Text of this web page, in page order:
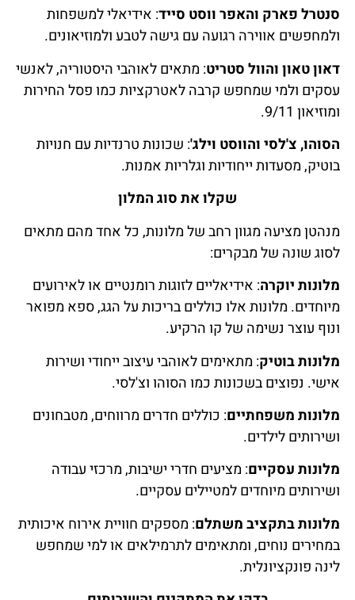
סנטרל פארק והאפר ווסט סייד: אידיאלי למשפחות
ולמחפשים אווירה רגועה עם גישה לטבע ולמוזיאונים.
דאון טאון והוול סטריט: מתאים לאוהבי היסטוריה, לאנשי
עסקים ולמי שמחפש קרבה לאטרקציות כמו פסל החירות
ומוזיאון 9/11.
הסוהו, צ'לסי והווסט וילג': שכונות טרנדיות עם חנויות
בוטיק, מסעדות ייחודיות וגלריות אמנות.
שקלו את סוג המלון
מנהטן מציעה מגוון רחב של מלונות, כל אחד מהם מתאים
לסוג שונה של מבקרים:
מלונות יוקרה: אידיאליים לזוגות רומנטיים או לאירועים
מיוחדים. מלונות אלו כוללים בריכות על הגג, ספא מפואר
ונוף עוצר נשימה של קו הרקיע.
מלונות בוטיק: מתאימים לאוהבי עיצוב ייחודי ושירות
אישי. נפוצים בשכונות כמו הסוהו וצ'לסי.
מלונות משפחתיים: כוללים חדרים מרווחים, מטבחונים
ושירותים לילדים.
מלונות עסקיים: מציעים חדרי ישיבות, מרכזי עבודה
ושירותים מיוחדים למטיילים עסקיים.
מלונות בתקציב משתלם: מספקים חוויית אירוח איכותית
במחירים נוחים, ומתאימים לתרמילאים או למי שמחפש
לינה פונקציונלית.